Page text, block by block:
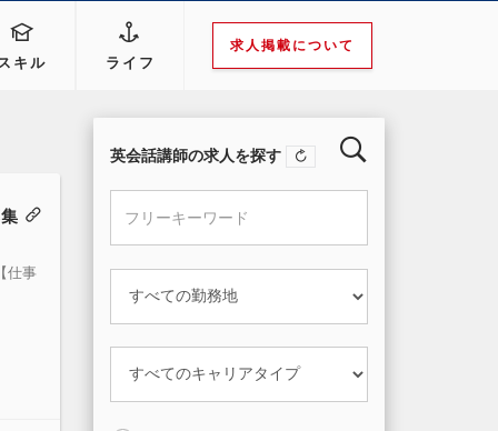
キル ライフ
求人掲載について
仕事
英会話講師の求人を探す